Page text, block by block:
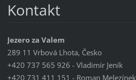
Kontakt
Jezero za Valem
289 11 Vrbová Lhota, Česko
+420 737 565 926 - Vladimír Jeník
+420 731 411 151 - Roman Melezínek